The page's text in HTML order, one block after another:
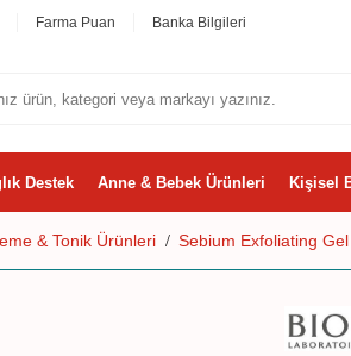
Farma Puan Banka Bilgileri
Destek Anne & Bebek Ürünleri Kişisel
& Tonik Ürünleri Sebium Exfoliating